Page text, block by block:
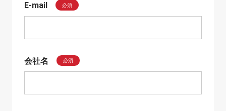
E-mail 必須
会社名 必須